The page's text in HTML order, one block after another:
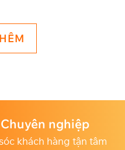
tận tâm và chuyên